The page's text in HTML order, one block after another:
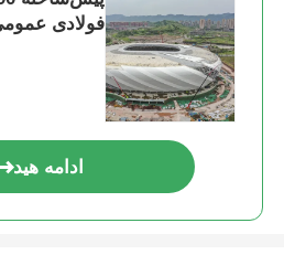
پل ساختاری فولادی
دفتر سازه فولادی
ساختمان فولادی خانه مرغ
فولادی
ادامه هید